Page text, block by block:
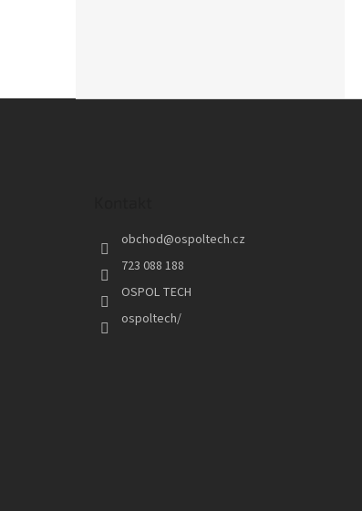
obchod@ospoltech.cz
723 088 188
OSPOL TECH
ospoltech/